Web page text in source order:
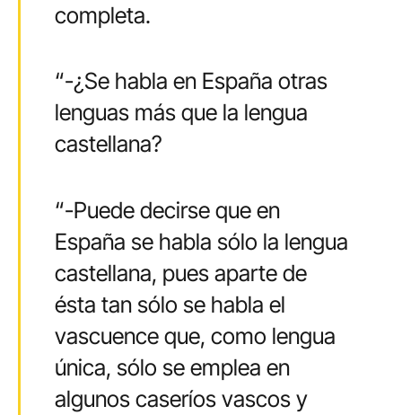
completa.
“-¿Se habla en España otras
lenguas más que la lengua
castellana?
“-Puede decirse que en
España se habla sólo la lengua
castellana, pues aparte de
ésta tan sólo se habla el
vascuence que, como lengua
única, sólo se emplea en
algunos caseríos vascos y